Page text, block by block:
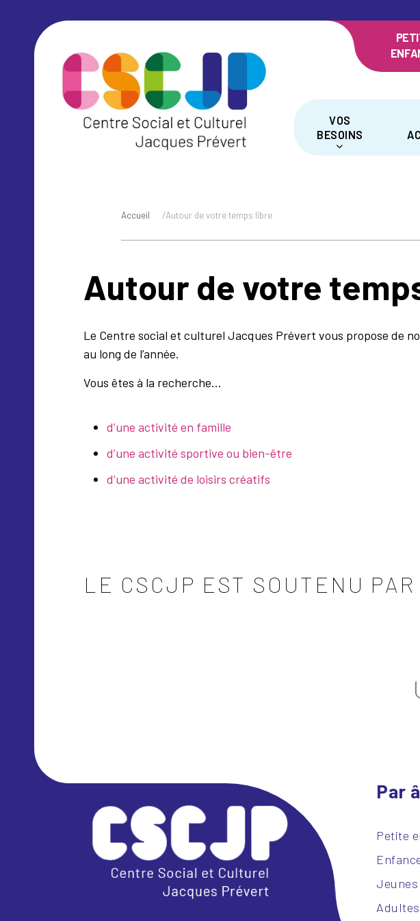
VOS
BESOINS
Accueil /Autour de votre temps libre
Autour de votre
Le Centre social et culturel Jacques Prévert vous propose de
au long de l’année.
Vous êtes à la recherche…
d’une activité en famille
d’une activité sportive ou bien-être
d’une activité de loisirs créatifs
LE CSCJP EST SOUTENU PAR
Par
Petite
Jeunes